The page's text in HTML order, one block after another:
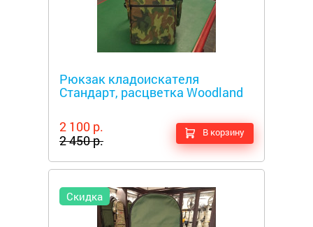
Рюкзак кладоискателя
Стандарт, расцветка Woodland
2 100 р.
2 450 р.
В корзину
Скидка